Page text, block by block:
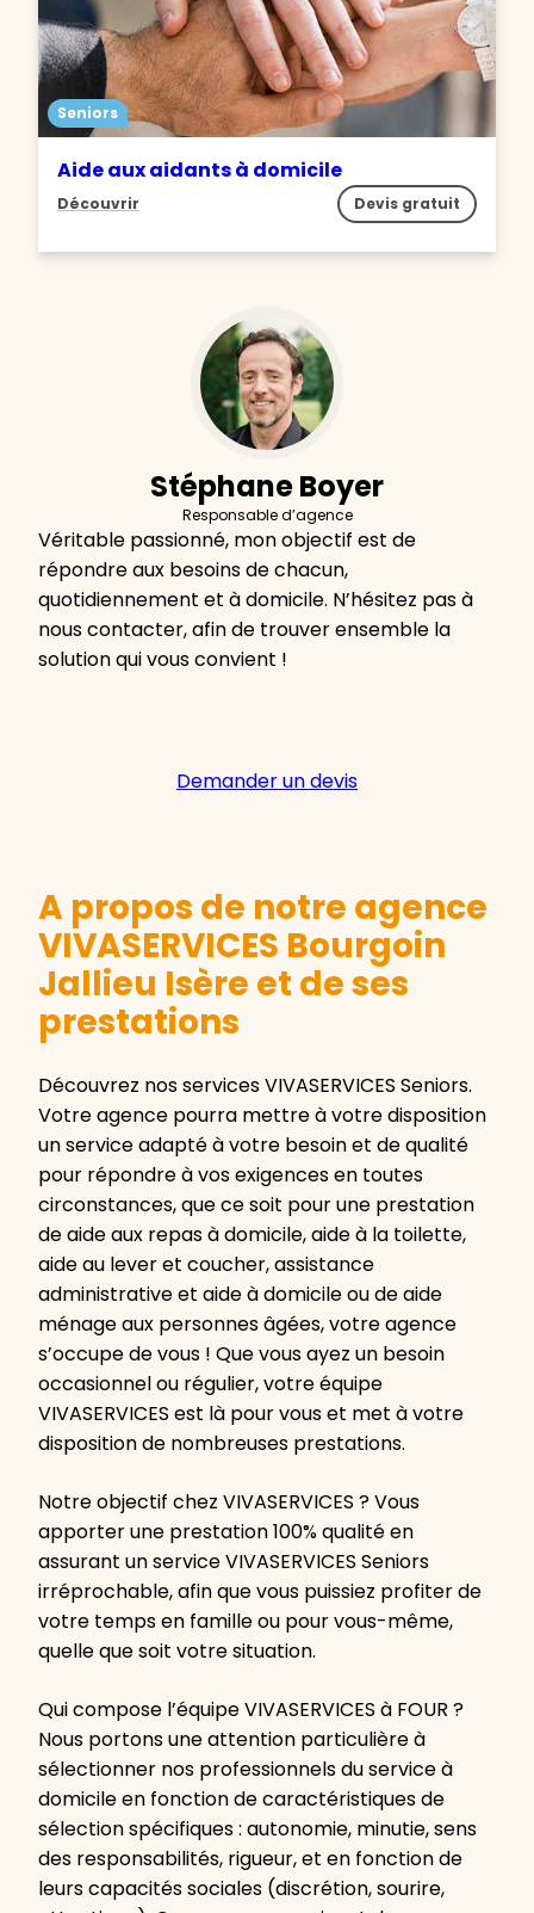
Seniors
Aide aux aidants à domicile
Découvrir Devis gratuit
Stéphane Boyer
Responsable d’agence
Véritable passionné, mon objectif est de
répondre aux besoins de chacun,
quotidiennement et à domicile. N’hésitez pas à
nous contacter, afin de trouver ensemble la
solution qui vous convient !
Demander un devis
A propos de notre agence
VIVASERVICES Bourgoin
Jallieu Isère et de ses
prestations
Découvrez nos services VIVASERVICES Seniors.
Votre agence pourra mettre à votre disposition
un service adapté à votre besoin et de qualité
pour répondre à vos exigences en toutes
circonstances, que ce soit pour une prestation
de aide aux repas à domicile, aide à la toilette,
aide au lever et coucher, assistance
administrative et aide à domicile ou de aide
ménage aux personnes âgées, votre agence
s’occupe de vous ! Que vous ayez un besoin
occasionnel ou régulier, votre équipe
VIVASERVICES est là pour vous et met à votre
disposition de nombreuses prestations.
Notre objectif chez VIVASERVICES ? Vous
apporter une prestation 100% qualité en
assurant un service VIVASERVICES Seniors
irréprochable, afin que vous puissiez profiter de
votre temps en famille ou pour vous-même,
quelle que soit votre situation.
Qui compose l’équipe VIVASERVICES à FOUR ?
Nous portons une attention particulière à
sélectionner nos professionnels du service à
domicile en fonction de caractéristiques de
sélection spécifiques : autonomie, minutie, sens
des responsabilités, rigueur, et en fonction de
leurs capacités sociales (discrétion, sourire,